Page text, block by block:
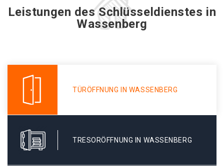
Leistungen des Schlüsseldienstes in
Wassenberg
TÜRÖFFNUNG IN WASSENBERG
TRESORÖFFNUNG IN WASSENBERG